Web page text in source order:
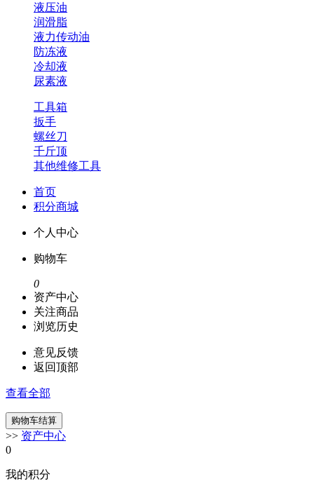
液压油
润滑脂
液力传动油
防冻液
冷却液
尿素液
工具箱
扳手
螺丝刀
千斤顶
其他维修工具
首页
积分商城
个人中心
购物车
0
资产中心
关注商品
浏览历史
意见反馈
返回顶部
查看全部
>> 资产中心
0
我的积分